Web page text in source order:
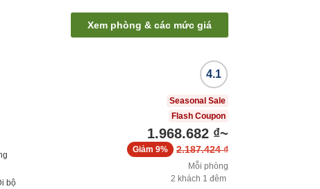
Xem phòng & các mức giá
bộ
4.1
Seasonal Sale
Flash Coupon
1.968.682 ₫~
2.187.424 ₫
Giảm 9%
Mỗi phòng
2 khách 1 đêm